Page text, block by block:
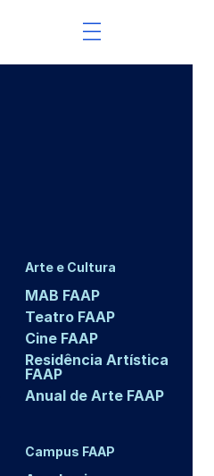
Arte e Cultura
MAB FAAP
Teatro FAAP
Cine FAAP
Residência Artística
FAAP
Anual de Arte FAAP
Campus FAAP